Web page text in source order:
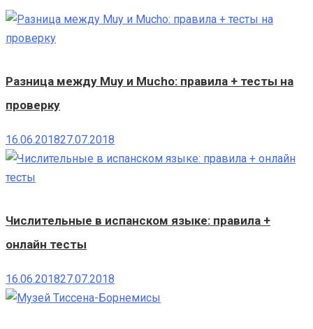
Разница между Muy и Mucho: правила + тесты на
проверку
16.06.201827.07.2018
Числительные в испанском языке: правила +
онлайн тесты
16.06.201827.07.2018